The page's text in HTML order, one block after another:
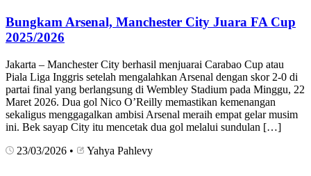
Bungkam Arsenal, Manchester City Juara FA Cup
2025/2026
Jakarta – Manchester City berhasil menjuarai Carabao Cup atau
Piala Liga Inggris setelah mengalahkan Arsenal dengan skor 2-0 di
partai final yang berlangsung di Wembley Stadium pada Minggu, 22
Maret 2026. Dua gol Nico O’Reilly memastikan kemenangan
sekaligus menggagalkan ambisi Arsenal meraih empat gelar musim
ini. Bek sayap City itu mencetak dua gol melalui sundulan […]
23/03/2026 • Yahya Pahlevy